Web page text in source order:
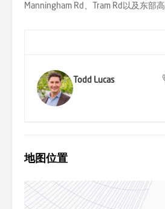
Manningham Rd、Tram Rd以及东部高
Todd Lucas
地图位置